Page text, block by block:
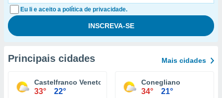
Eu li e aceito a política de privacidade.
Principais cidades Mais cidades
Castelfranco Veneto
33° 22°
Conegliano
34° 21°